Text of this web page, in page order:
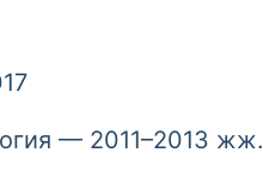
— 2011–2013 жж.